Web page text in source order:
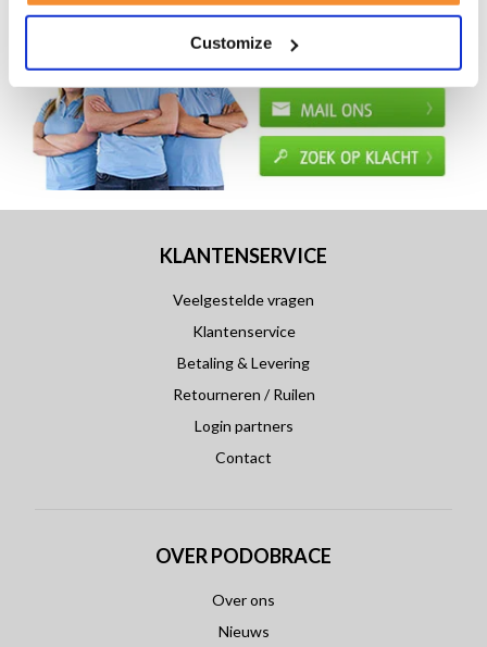
Customize
KLANTENSERVICE
Veelgestelde vragen
Klantenservice
Betaling & Levering
Retourneren / Ruilen
Login partners
Contact
OVER PODOBRACE
Over ons
Nieuws